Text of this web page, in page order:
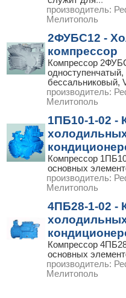
производитель:
Мелитополь
2ФУБС12 -
компрессор
Компрессор
бессальниковый,
производитель:
Мелитополь
1ПБ10-1-02 -
Компрессор
основных
производитель:
Мелитополь
4ПБ28-1-02 -
Компрессор
основных
производитель:
Мелитополь